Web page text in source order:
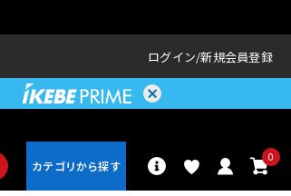
ログイン 新規会員登録
0